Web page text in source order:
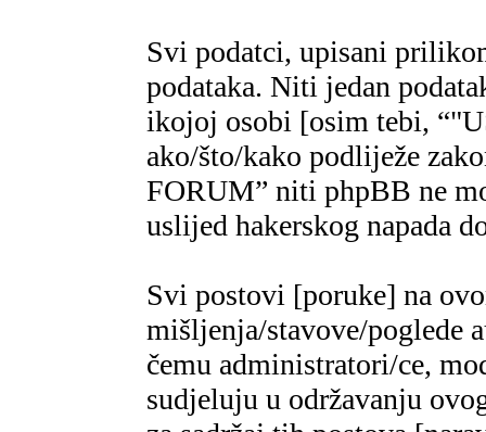
Svi podatci, upisani
podataka. Niti jedan
ikojoj osobi [osim tebi,
ako/što/kako podliježe
FORUM” niti phpBB ne
uslijed hakerskog napada
Svi postovi [poruke] na
mišljenja/stavove/poglede
čemu administratori/ce,
sudjeluju u održavanju